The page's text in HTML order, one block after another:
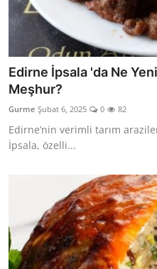
Edirne İpsala 'da Ne
Meşhur?
Gurme Şubat 6, 2025 0 82
Edirne’nin verimli tarım
İpsala, özelli...